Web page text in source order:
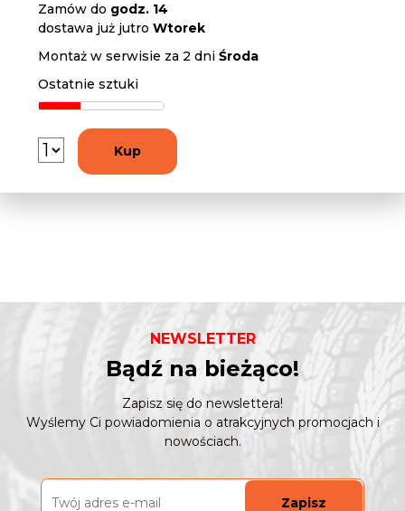
Zamów do godz. 14
dostawa już jutroWtorek
Montaż w serwisie za 2 dniŚroda
Ostatnie sztuki
Kup
NEWSLETTER
Bądź na bieżąco!
Zapisz się do newslettera!
Wyślemy Ci powiadomienia o atrakcyjnych promocjach i
nowościach.
Zapisz